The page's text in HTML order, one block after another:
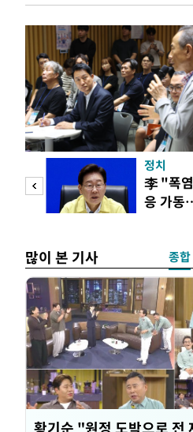
정치
李 "폭
응 가동
많이 본 기사 종합
황기순 "원정 도박으로 전